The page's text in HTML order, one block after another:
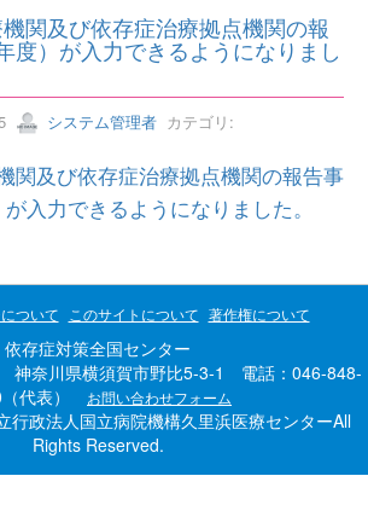
関及び依存症治療拠点機関の報
度）が入力できるようになりまし
システム管理者 カテゴリ:
関及び依存症治療拠点機関の報告事
入力できるようになりました。
ついて このサイトについて 著作権について
依存症対策全国センター
奈川県横須賀市野比5-3-1 電話：046-848-
代表）
お問い合わせフォーム
行政法人国立病院機構久里浜医療センターAll
Rights Reserved.